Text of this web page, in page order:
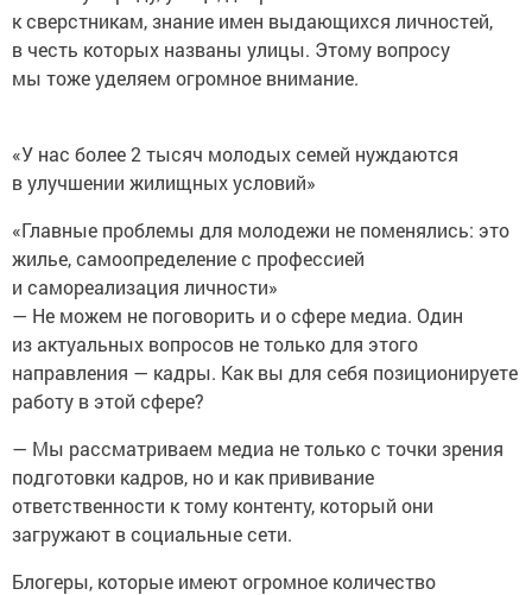
к сверстникам, знание имен выдающихся личностей,
в честь которых названы улицы. Этому вопросу
мы тоже уделяем огромное внимание.
«У нас более 2 тысяч молодых семей нуждаются
в улучшении жилищных условий»
«Главные проблемы для молодежи не поменялись: это
жилье, самоопределение с профессией
и самореализация личности»
— Не можем не поговорить и о сфере медиа. Один
из актуальных вопросов не только для этого
направления — кадры. Как вы для себя позиционируете
работу в этой сфере?
— Мы рассматриваем медиа не только с точки зрения
подготовки кадров, но и как прививание
ответственности к тому контенту, который они
загружают в социальные сети.
Блогеры, которые имеют огромное количество